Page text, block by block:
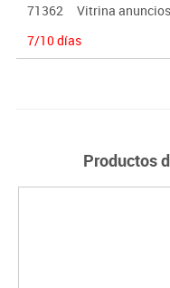
71362
Vitrina
7/10 días
Productos